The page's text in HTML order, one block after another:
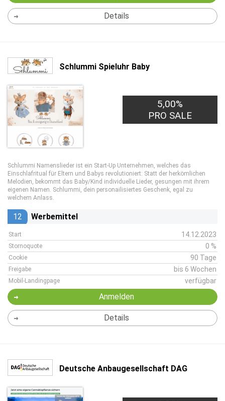
Details
Schlummi Spieluhr Baby
5,00%
PRO SALE
Schlummi Namenslieder ist ein Start-Up Unternehmen, welches das
Einschlafritual für Eltern und Babys revolutioniert: Statt der herkömlichen
Melodien, bekommt das Baby/Kind individuelle Lieder, gesungen mit ihrem
eigenen Namen. Schlummi, dein personailisiertes Geschenk, egal zu
welchem Anlass.
12 Werbemittel
Start 14.12.2023
Stornoquote 0 %
Cookie 90 Tage
Freigabe bis 6 Wochen
Mobil-Landingpage verfügbar
Anmelden
Details
Deutsche Anbaugesellschaft DAG